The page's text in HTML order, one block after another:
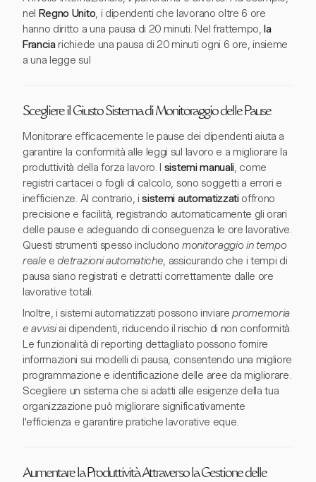
nel Regno Unito, i dipendenti che lavorano oltre 6 ore
hanno diritto a una pausa di 20 minuti. Nel frattempo,la
Franciarichiede una pausa di 20 minuti ogni 6 ore, insieme
a una legge sul
Scegliere il Giusto Sistema di Monitoraggio delle Pause
Monitorare efficacemente le pause dei dipendenti aiuta a
garantire la conformità alle leggi sul lavoro e a migliorare la
produttività della forza lavoro. I sistemi manuali, come
registri cartacei o fogli di calcolo, sono soggetti a errori e
inefficienze. Al contrario, isistemi automatizzatioffrono
precisione e facilità, registrando automaticamente gli orari
delle pause e adeguando di conseguenza le ore lavorative.
Questi strumenti spesso includonomonitoraggio in tempo
reale edetrazioni automatiche, assicurando che i tempi di
pausa siano registrati e detratti correttamente dalle ore
lavorative totali.
Inoltre, i sistemi automatizzati possono inviarepromemoria
e avvisiai dipendenti, riducendo il rischio di non conformità.
Le funzionalità di reporting dettagliato possono fornire
informazioni sui modelli di pausa, consentendo una migliore
programmazione e identificazione delle aree da migliorare.
Scegliere un sistema che si adatti alle esigenze della tua
organizzazione può migliorare significativamente
l'efficienza e garantire pratiche lavorative eque.
Aumentare la Produttività Attraverso la Gestione delle